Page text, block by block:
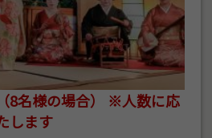
8名様の場合） ※人数に応
します